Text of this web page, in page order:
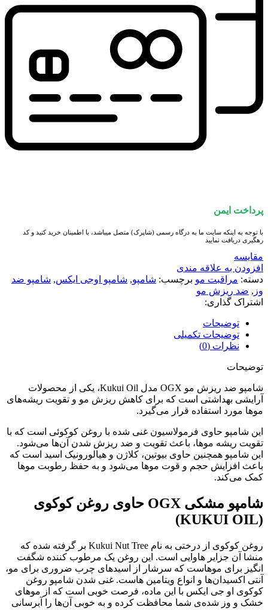
پرداخت ایمن
با توجه به اینکه سایت ما به درگاه رسمی (شاپرک) متصل میباشد، با اطمینان خرید کنید و کد
رهگیری دریافت نمایید
مقايسه
افزودن به علاقه مندی
دسته: مراقبت مو برچسب: شامپو, شامپو اوجی ایکس, شامپو ضد
وز , ضد ریزش مو
اشتراک گذاری:
توضیحات
توضیحات تکمیلی
نظرات (0)
توضیحات
شامپو ضد ریزش مو OGX مدل Kukui Oil، یکی از محصولات
آرایشی بهداشتی است که برای کاهش ریزش مو و تقویت ریشه‌های
موها مورد استفاده قرار می‌گیرد.
این شامپو حاوی فرمولاسیون غنی شده با روغن کوکوئی است که با
تقویت ریشه موها، باعث تقویت و ضد ریزش شدن آن‌ها می‌شود.
این شامپو همچنین حاوی بیوتین، کلاژن و هیالورونیک اسید است که
باعث افزایش حجم و قوت موها می‌شود و به حفظ رطوبت موها
کمک می‌کند.
شامپو مشکی OGX حاوی روغن کوکوی
(KUKUI OIL)
روغن کوکوی از درختی به نام Kukui Nut Tree بر گرفته شده که
منشا آن جزایر هاوایی است. این روغن یک مرطوب کننده شگفت
انگیز برای موهاست که سرشار از اسیدهای چرب ضروری برای مو،
آنتی اکسیدان‌ها و انواع ویتامین هاست. غنی شدن شامپو روغن
کوکوی او جی ایکس با این ماده، فرصت خوبی است که از موهای
خشک و وز شده‌ی شما محافظت کرده و به خوبی آن‌ها را آبرسانی